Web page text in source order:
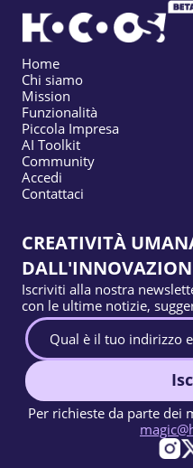
d
e
g
l
i
a
r
t
c
o
l
i
Home
Chi siamo
Mission
Funzionalità
Piccola Impresa
AI Toolkit
Community
Accedi
Contattaci
CREATIVITÀ
Iscriviti alla nostra
con le ultime notizie,
Per richieste da parte dei